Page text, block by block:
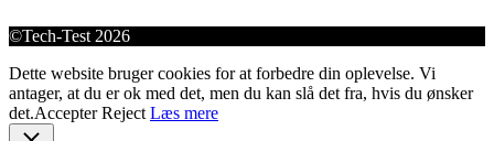
©Tech-Test 2026
Dette website bruger cookies for at forbedre din oplevelse. Vi
antager, at du er ok med det, men du kan slå det fra, hvis du ønsker
det.Accepter Reject Læs mere